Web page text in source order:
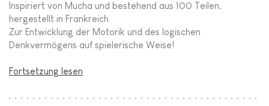
Inspiriert von Mucha und bestehend aus 100 Teilen,
hergestellt in Frankreich
Zur Entwicklung der Motorik und des logischen
Denkvermögens auf spielerische Weise!
Fortsetzung lesen